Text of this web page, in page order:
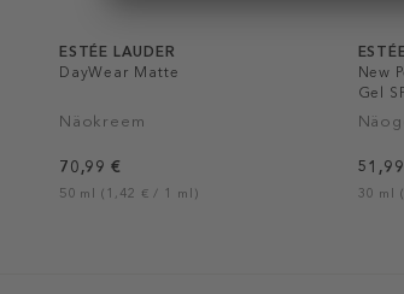
ESTÉE LAUDER
DayWear Matte
Näokreem
70,99 €
50 ml (1,42 € / 1 ml)
New
Gel
30 ml